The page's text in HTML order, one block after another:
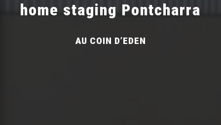
home staging Pontcharra
AU COIN D’EDEN